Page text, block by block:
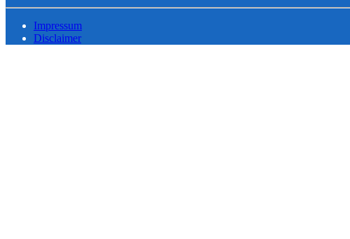
Impressum
Disclaimer